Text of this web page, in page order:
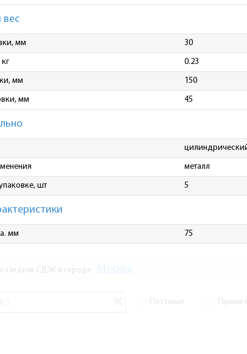
вес
мм 30
0.23
мм 150
мм 45
металл
шт 5
мм 75
заказов СДЭК в городе
Постамат Прием